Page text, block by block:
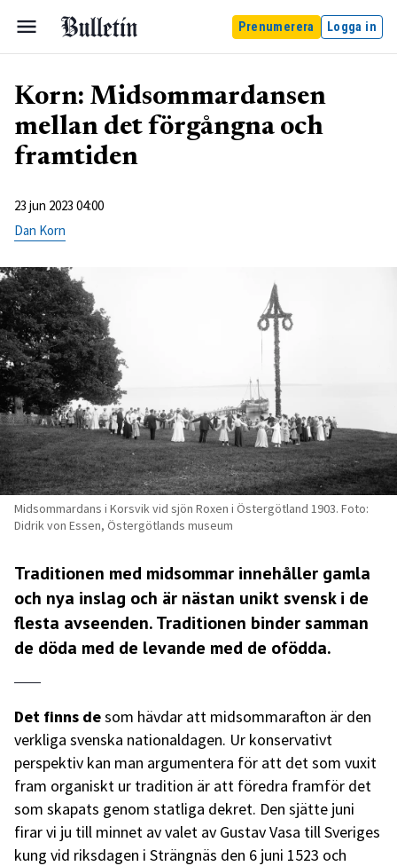
Prenumerera Logga in
Korn: Midsommardansen
mellan det förgångna och
framtiden
23 jun 2023 04:00
Dan Korn
Midsommardans i Korsvik vid sjön Roxen i Östergötland 1903. Foto:
Didrik von Essen, Östergötlands museum
Traditionen med midsommar innehåller gamla
och nya inslag och är nästan unikt svensk i de
flesta avseenden. Traditionen binder samman
de döda med de levande med de ofödda.
Det finns desom hävdar att midsommarafton är den
verkliga svenska nationaldagen. Ur konservativt
perspektiv kan man argumentera för att det som vuxit
fram organiskt ur tradition är att föredra framför det
som skapats genom statliga dekret. Den sjätte juni
firar vi ju till minnet av valet av Gustav Vasa till Sveriges
kung vid riksdagen i Strängnäs den 6 juni 1523 och